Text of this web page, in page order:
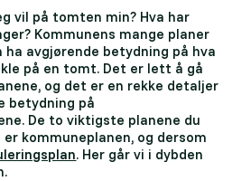
vil på tomten min? Hva har
Kommunens mange planer
ha avgjørende betydning på hva
på en tomt. Det er lett å gå
og det er en rekke detaljer
betydning på
De to viktigste planene du
kommuneplanen, og dersom
. Her går vi i dybden